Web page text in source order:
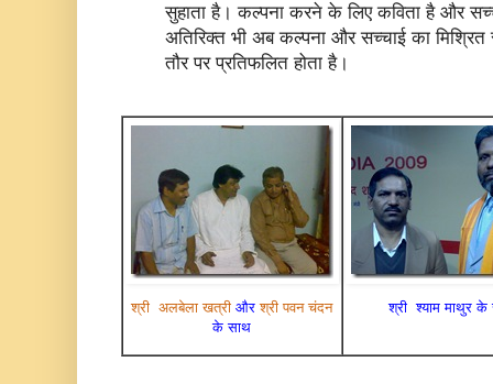
सुहाता है। कल्‍पना करने के लिए कविता है और
अतिरिक्‍त भी अब कल्‍पना और सच्‍चाई का मिश्रित
तौर पर प्रतिफलित होता है।
श्री अलबेला खत्री औरश्री पवन चंदन
के साथ
श्री श्याम माथुर के